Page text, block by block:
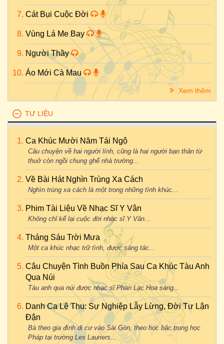
Cát Bụi Cuộc Đời
Vùng Lá Me Bay
Người Thầy
Áo Mới Cà Mau
Xem thêm
TƯ LIỆU
Ca Khúc Mười Năm Tái Ngộ
Câu chuyện về hai người lính, cũng là hai người bạn thân từ
thuở còn ngồi chung ghế nhà trường...
Về Bài Hát Nghìn Trùng Xa Cách
Nghìn trùng xa cách là một trong những tình khúc...
Phim Tài Liệu Về Nhạc Sĩ Y Vân
Không chỉ kể lại cuộc đời nhạc sĩ Y Vân...
Tháng Sáu Trời Mưa
Một ca khúc nhạc trữ tình, được sáng tác...
Câu Chuyện Tình Buồn Phía Sau Ca Khúc Tàu Anh
Qua Núi
Tàu anh qua núi được nhạc sĩ Phan Lạc Hoa sáng...
Danh Ca Lệ Thu: Sự Nghiệp Lẫy Lừng, Đời Tư Lận
Đận
Bà theo gia đình di cư vào Sài Gòn, theo học bậc trung học
Pháp tại trường Les Lauriers...